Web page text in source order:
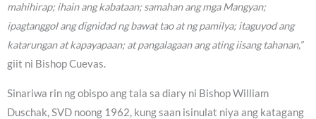
mahihirap; ihain ang kabataan; samahan ang mga Mangyan;
ipagtanggol ang dignidad ng bawat tao at ng pamilya; itaguyod ang
katarungan at kapayapaan; at pangalagaan ang ating iisang tahanan,”
giit ni Bishop Cuevas.
Sinariwa rin ng obispo ang tala sa diary ni Bishop William
Duschak, SVD noong 1962, kung saan isinulat niya ang katagang